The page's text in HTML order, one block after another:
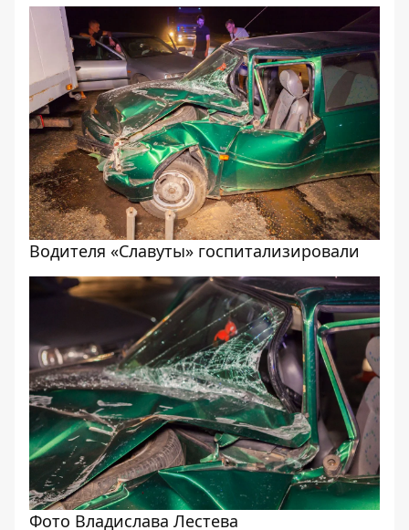
Водителя «Славуты» госпитализировали
Фото Владислава Лестева